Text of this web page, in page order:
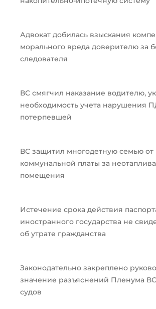
Адвокат добилась взыскания
морального вреда доверителю за
следователя
ВС смягчил наказание водителю,
необходимость учета нарушения
потерпевшей
ВС защитил многодетную семью от
коммунальной платы за
помещения
Истечение срока действия
иностранного государства не
об утрате гражданства
Законодательно закреплено
значение разъяснений Пленума
судов